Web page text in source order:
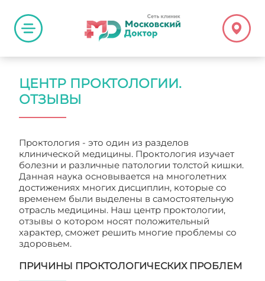
ЦЕНТР ПРОКТОЛОГИИ.
ОТЗЫВЫ
Проктология - это один из разделов
клинической медицины. Проктология изучает
болезни и различные патологии толстой кишки.
Данная наука основывается на многолетних
достижениях многих дисциплин, которые со
временем были выделены в самостоятельную
отрасль медицины. Наш центр проктологии,
отзывы о котором носят положительный
характер, сможет решить многие проблемы со
здоровьем.
ПРИЧИНЫ ПРОКТОЛОГИЧЕСКИХ ПРОБЛЕМ